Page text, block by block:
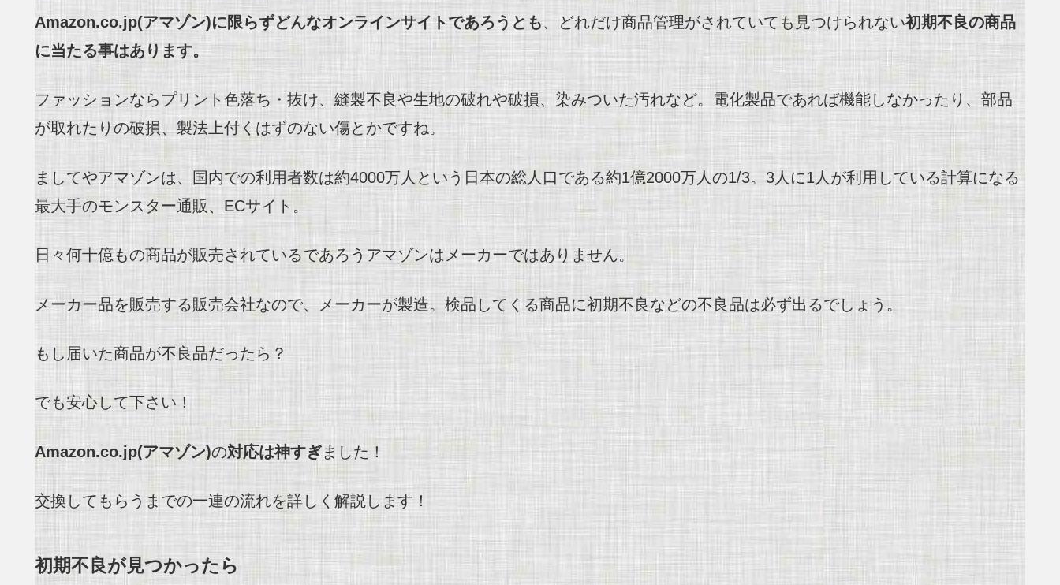
Amazon.co.jp(アマゾン)に限らずどんなオンラインサイトであろうとも、どれだけ商品管理がされていても見つけられない初期不良の商品
に当たる事はあります。
ファッションならプリント色落ち・抜け、縫製不良や生地の破れや破損、染みついた汚れなど。電化製品であれば機能しなかったり、部品
が取れたりの破損、製法上付くはずのない傷とかですね。
ましてやアマゾンは、国内での利用者数は約4000万人という日本の総人口である約1億2000万人の1/3。3人に1人が利用している計算になる
最大手のモンスター通販、ECサイト。
日々何十億もの商品が販売されているであろうアマゾンはメーカーではありません。
メーカー品を販売する販売会社なので、メーカーが製造。検品してくる商品に初期不良などの不良品は必ず出るでしょう。
もし届いた商品が不良品だったら？
でも安心して下さい！
Amazon.co.jp(アマゾン)の対応は神すぎました！
交換してもらうまでの一連の流れを詳しく解説します！
初期不良が見つかったら